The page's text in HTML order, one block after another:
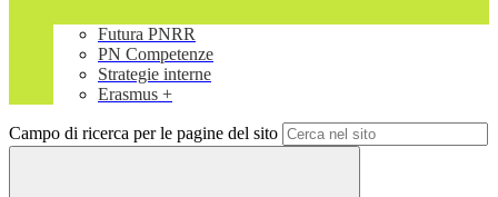
Futura PNRR
PN Competenze
Strategie interne
Erasmus +
Campo di ricerca per le pagine del sito